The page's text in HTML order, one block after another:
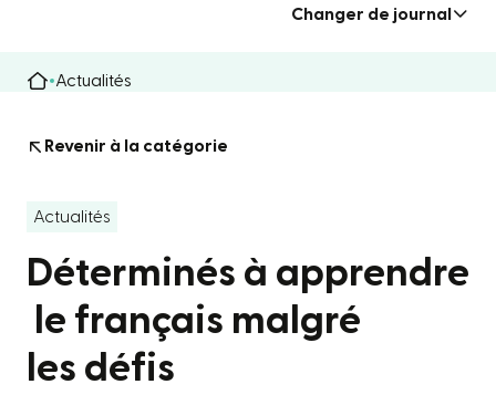
Changer de journal
Actualités
Revenir à la catégorie
Actualités
Déterminés à apprendre
le français malgré
les défis